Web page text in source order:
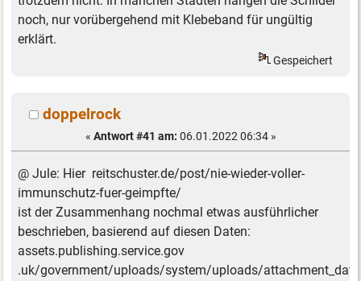
noch, nur vorübergehend mit Klebeband für ungültig
erklärt.
Gespeichert
doppelrock
« Antwort #41 am: 06.01.2022 06:34 »
@ Jule: Hier reitschuster.de/post/nie-wieder-voller-
immunschutz-fuer-geimpfte/
ist der Zusammenhang nochmal etwas ausführlicher
beschrieben, basierend auf diesen Daten:
assets.publishing.service.gov
.uk/government/uploads/system/uploads/